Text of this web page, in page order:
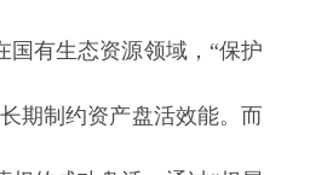
国有生态资源领域，“保护
期制约资产盘活效能。而